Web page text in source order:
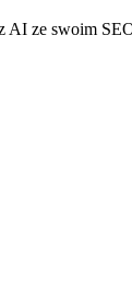
AI ze swoim